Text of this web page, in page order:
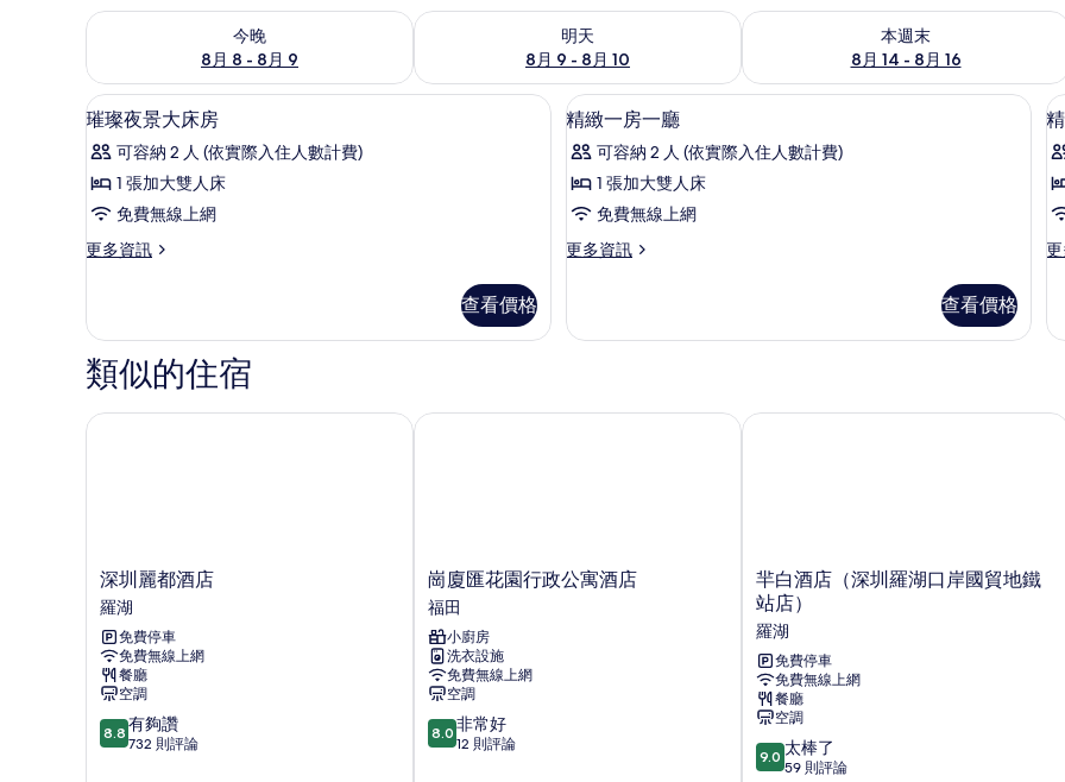
今晚
8月 8 - 8月 9
查看今晚 (8月 8 - 8月 9) 的供應情況
明天
8月 9 - 8月 10
查看明天 (8月 9 - 8月 10) 的供應情況
本週末
8月 14 - 8月 16
查看本週末 (8月 14 - 8月 16) 的供應情
顯
示
璀
璨
景
床
房
的
所
3
璀璨夜景大床房
可容納 2 人 (依實際入住人數計費)
1 張加大雙人床
免費無線上網
更多資訊
更
夜
景
大
床
房
查看價格
顯
示
精
緻
房
廳
有
40
精緻一房一廳
可容納 2 人 (依實際入住人數計費)
1 張加大雙人床
免費無線上網
更多資訊
更
一
的
查看價格
更
單
的
類似的住宿
深
圳
麗
都
酒
店
羅
湖
深圳麗都酒店
羅湖
免費停車
免費無線上網
餐廳
空調
8.8
分，
8.8 有夠讚
732 則評論
深圳麗都酒店
崗
廈
匯
花
園
行
政
公
寓
崗廈匯花園行政公寓酒店
福田
小廚房
洗衣設施
免費無線上網
空調
8.0
分，
8.0 非常好
12 則評論
崗廈匯花園行政公寓酒店
羋
白
酒
店
（深
圳
羅
湖
口
岸
羋白酒店（深圳羅湖口岸國貿地鐵
站店）
羅湖
免費停車
免費無線上網
餐廳
空調
9.0
分，
9.0 太棒了
59 則評論
羋白酒店（深圳羅湖口岸國貿地鐵站